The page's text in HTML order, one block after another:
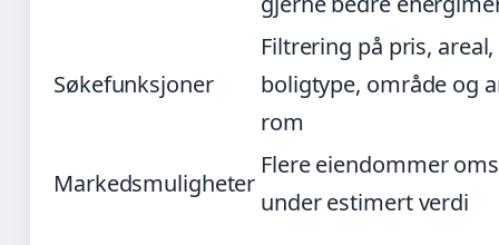
Søkefunksjoner
Filtrering på pris, areal,
boligtype, område og
rom
Markedsmuligheter
Flere eiendommer
under estimert verdi